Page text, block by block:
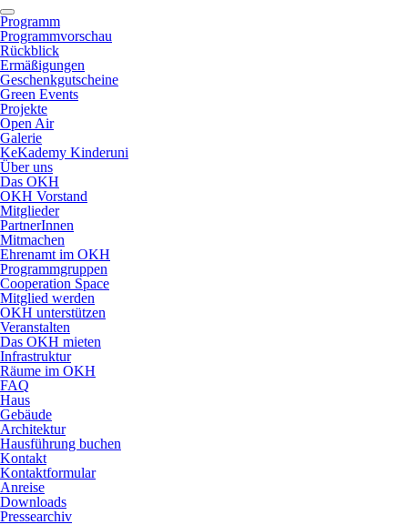
Programm
Programmvorschau
Rückblick
Ermäßigungen
Geschenkgutscheine
Green Events
Projekte
Open Air
Galerie
KeKademy Kinderuni
Über uns
Das OKH
OKH Vorstand
Mitglieder
PartnerInnen
Mitmachen
Ehrenamt im OKH
Programmgruppen
Cooperation Space
Mitglied werden
OKH unterstützen
Veranstalten
Das OKH mieten
Infrastruktur
Räume im OKH
FAQ
Haus
Gebäude
Architektur
Hausführung buchen
Kontakt
Kontaktformular
Anreise
Downloads
Pressearchiv